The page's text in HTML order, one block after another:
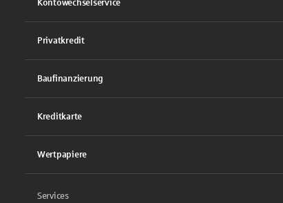
Kontowechselservice
Privatkredit
Baufinanzierung
Kreditkarte
Wertpapiere
Services